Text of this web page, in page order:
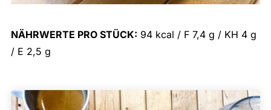
NÄHRWERTE PRO STÜCK: 94 kcal / F 7,4 g / KH 4 g
/ E 2,5 g